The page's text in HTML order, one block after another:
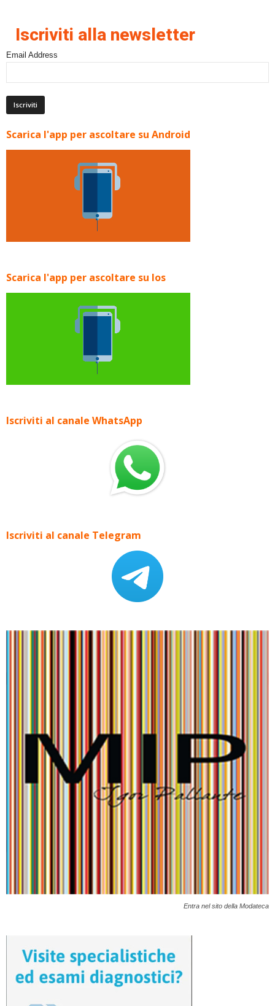
Iscriviti alla newsletter
Email Address
Scarica l'app per ascoltare su Android
Scarica l'app per ascoltare su Ios
Iscriviti al canale WhatsApp
Iscriviti al canale Telegram
Entra nel sito della Modateca